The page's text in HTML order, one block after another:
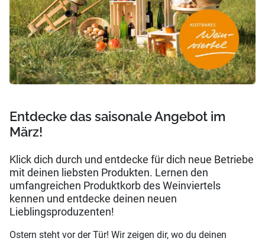
Entdecke das saisonale Angebot im
März!
Klick dich durch und entdecke für dich neue Betriebe
mit deinen liebsten Produkten. Lernen den
umfangreichen Produktkorb des Weinviertels
kennen und entdecke deinen neuen
Lieblingsproduzenten!
Ostern steht vor der Tür! Wir zeigen dir, wo du deinen